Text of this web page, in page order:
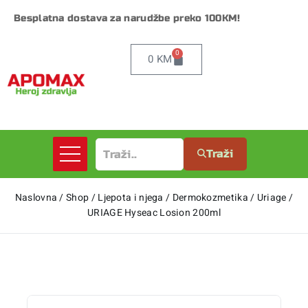
Besplatna dostava za narudžbe preko 100KM!
0 KM 0
Traži
Naslovna /Shop/Ljepota i njega / Dermokozmetika/ Uriage/
URIAGE Hyseac Losion 200ml